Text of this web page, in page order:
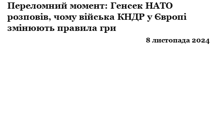
Переломний момент: Генсек НАТО
розповів, чому війська КНДР у Європі
змінюють правила гри
8 листопада 2024